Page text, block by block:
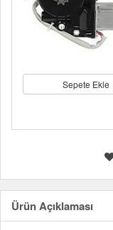
Sepete Ekle
Ürün Açıklaması